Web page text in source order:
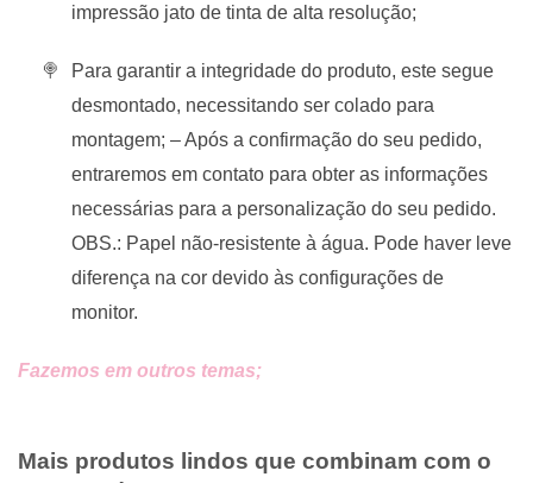
impressão jato de tinta de alta resolução;
Para garantir a integridade do produto, este segue
desmontado, necessitando ser colado para
montagem; – Após a confirmação do seu pedido,
entraremos em contato para obter as informações
necessárias para a personalização do seu pedido.
OBS.: Papel não-resistente à água. Pode haver leve
diferença na cor devido às configurações de
monitor.
Fazemos em outros temas;
Mais produtos lindos que combinam com o